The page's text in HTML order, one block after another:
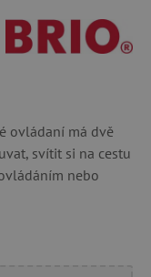
ovládaní má dvě
svítit si na cestu
nebo